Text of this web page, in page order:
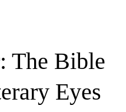
The Bible
Eyes